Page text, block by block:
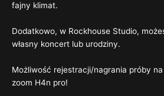
fajny klimat.
Dodatkowo, w Rockhouse Studio,
własny koncert lub urodziny.
Możliwość rejestracji/nagrania próby
zoom H4n pro!